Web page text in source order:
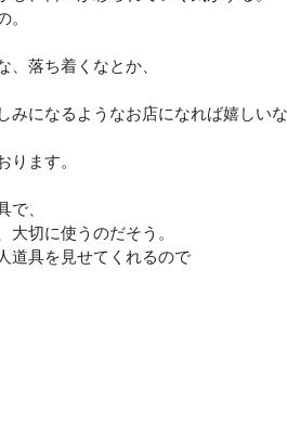
。
、落ち着くなとか、
みになるようなお店になれば嬉しいな
ります。
で、
大切に使うのだそう。
道具を見せてくれるので